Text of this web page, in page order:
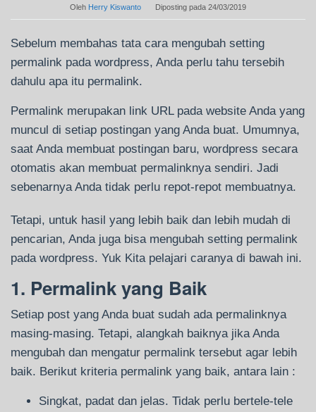
Oleh Herry Kiswanto Diposting pada 24/03/2019
Sebelum membahas tata cara mengubah setting
permalink pada wordpress, Anda perlu tahu tersebih
dahulu apa itu permalink.
Permalink merupakan link URL pada website Anda yang
muncul di setiap postingan yang Anda buat. Umumnya,
saat Anda membuat postingan baru, wordpress secara
otomatis akan membuat permalinknya sendiri. Jadi
sebenarnya Anda tidak perlu repot-repot membuatnya.
Tetapi, untuk hasil yang lebih baik dan lebih mudah di
pencarian, Anda juga bisa mengubah setting permalink
pada wordpress. Yuk Kita pelajari caranya di bawah ini.
1. Permalink yang Baik
Setiap post yang Anda buat sudah ada permalinknya
masing-masing. Tetapi, alangkah baiknya jika Anda
mengubah dan mengatur permalink tersebut agar lebih
baik. Berikut kriteria permalink yang baik, antara lain :
Singkat, padat dan jelas. Tidak perlu bertele-tele